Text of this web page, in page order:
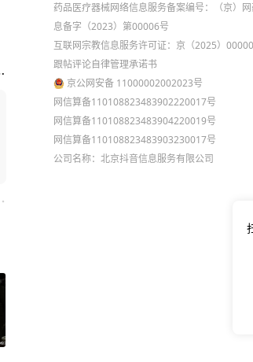
药品医疗器械网络信息服务备案编号：（京）
息备字（2023）第00006号
互联网宗教信息服务许可证：京（2025）
跟帖评论自律管理承诺书
京公网安备 11000002002023号
网信算备110108823483902220017号
网信算备110108823483904220019号
网信算备110108823483903230017号
公司名称：北京抖音信息服务有限公司